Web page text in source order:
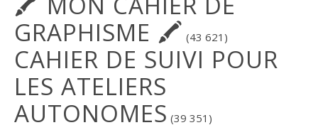
GRAPHISME 🖍 (43 621)
CAHIER DE SUIVI POUR
LES ATELIERS
AUTONOMES (39 351)